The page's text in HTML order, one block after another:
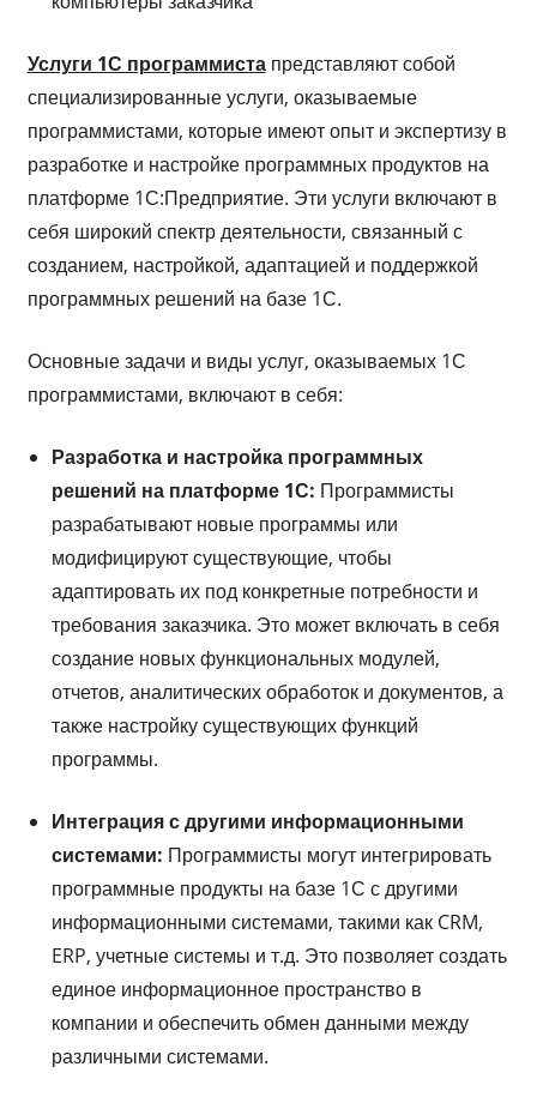
Услуги 1С программистапредставляют собой
специализированные услуги, оказываемые
программистами, которые имеют опыт и экспертизу в
разработке и настройке программных продуктов на
платформе 1С:Предприятие. Эти услуги включают в
себя широкий спектр деятельности, связанный с
созданием, настройкой, адаптацией и поддержкой
программных решений на базе 1С.
Основные задачи и виды услуг, оказываемых 1С
программистами, включают в себя:
Разработка и настройка программных
решений на платформе 1С: Программисты
разрабатывают новые программы или
модифицируют существующие, чтобы
адаптировать их под конкретные потребности и
требования заказчика. Это может включать в себя
создание новых функциональных модулей,
отчетов, аналитических обработок и документов, а
также настройку существующих функций
программы.
Интеграция с другими информационными
системами: Программисты могут интегрировать
программные продукты на базе 1С с другими
информационными системами, такими как CRM,
ERP, учетные системы и т.д. Это позволяет создать
единое информационное пространство в
компании и обеспечить обмен данными между
различными системами.